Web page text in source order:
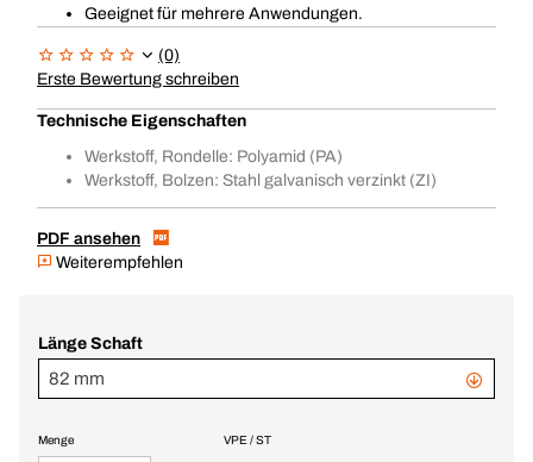
Geeignet für mehrere Anwendungen.
(0)
Erste Bewertung schreiben
Technische Eigenschaften
Werkstoff, Rondelle: Polyamid (PA)
Werkstoff, Bolzen: Stahl galvanisch verzinkt (ZI)
PDF ansehen
Weiterempfehlen
Länge Schaft
82 mm
VPE / ST
Menge